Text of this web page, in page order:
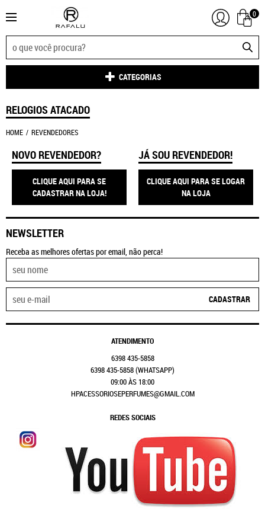
0
CATEGORIAS
RELOGIOS ATACADO
HOME REVENDEDORES
NOVO REVENDEDOR?
CLIQUE AQUI PARA SE
CADASTRAR NA LOJA!
JÁ SOU REVENDEDOR!
CLIQUE AQUI PARA SE LOGAR
NA LOJA
NEWSLETTER
Receba as melhores ofertas por email, não perca!
CADASTRAR
ATENDIMENTO
6398435-5858
6398435-5858(WHATSAPP)
09:00 ÀS 18:00
HPACESSORIOSEPERFUMES@GMAIL.COM
REDES SOCIAIS